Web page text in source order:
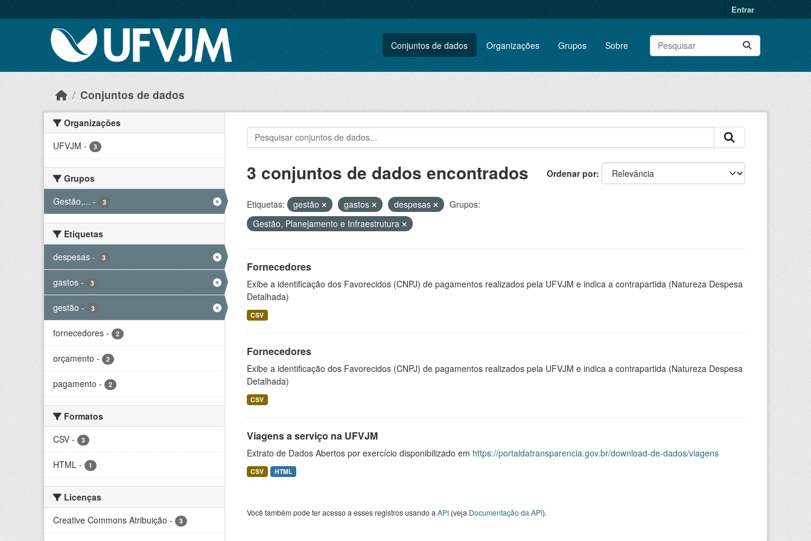
Entrar
Conjuntos de dados Organizações Grupos Sobre
Conjuntos de dados
Organizações
UFVJM - 3
Grupos
Gestão,... - 3
Etiquetas
despesas - 3
gastos - 3
gestão - 3
fornecedores - 2
orçamento - 2
pagamento - 2
Formatos
CSV - 3
HTML - 1
Licenças
Creative Commons Atribuição - 3
Ordenar por
3 conjuntos de dados encontrados
Etiquetas: gestão gastos despesas
Grupos:
Gestão, Planejamento e Infraestrutura
Fornecedores
Exibe a identificação dos Favorecidos (CNPJ) de pagamentos realizados pela UFVJM e indica a contrapartida (Natureza Despesa
Detalhada)
CSV
Fornecedores
Exibe a identificação dos Favorecidos (CNPJ) de pagamentos realizados pela UFVJM e indica a contrapartida (Natureza Despesa
Detalhada)
CSV
Viagens a serviço na UFVJM
Extrato de Dados Abertos por exercício disponibilizado em https://portaldatransparencia.gov.br/download-de-dados/viagens
CSV HTML
Você também pode ter acesso a esses registros usando a API(veja Documentação da API).